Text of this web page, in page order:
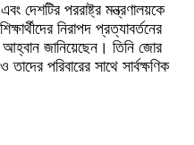
দেশটির পররাষ্ট্র মন্ত্রণালয়কে
নিরাপদ প্রত্যাবর্তনের
আহ্বান জানিয়েছেন। তিনি জোর
পরিবারের সাথে সার্বক্ষণিক